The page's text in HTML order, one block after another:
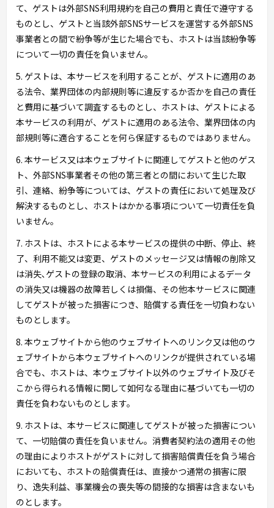
て、ゲストは外部SNS利用規約を自己の費用と責任で遵守する
ものとし、ゲストと当該外部SNSサービスを運営する外部SNS
事業者との間で紛争等が生じた場合でも、ホストは当該紛争等
について一切の責任を負いません。
5. ゲストは、本サービスを利用することが、ゲストに適用のあ
る法令、業界団体の内部規則等に違反するか否かを自己の責任
と費用に基づいて調査するものとし、ホストは、ゲストによる
本サービスの利用が、ゲストに適用のある法令、業界団体の内
部規則等に適合することを何ら保証するものではありません。
6. 本サービス又は本ウェブサイトに関連してゲストと他のゲス
ト、外部SNS事業者その他の第三者との間において生じた取
引、連絡、紛争等については、ゲストの責任において処理及び
解決するものとし、ホストはかかる事項について一切責任を負
いません。
7. ホストは、ホストによる本サービスの提供の中断、停止、終
了、利用不能又は変更、ゲストのメッセージ又は情報の削除又
は消失､ゲストの登録の取消、本サービスの利用によるデータ
の消失又は機器の故障若しくは損傷、その他本サービスに関連
してゲストが被った損害につき、賠償する責任を一切負わない
ものとします。
8. 本ウェブサイトから他のウェブサイトへのリンク又は他のウ
ェブサイトから本ウェブサイトへのリンクが提供されている場
合でも、ホストは、本ウェブサイト以外のウェブサイト及びそ
こから得られる情報に関して如何なる理由に基づいても一切の
責任を負わないものとします。
9. ホストは、本サービスに関連してゲストが被った損害につい
て、一切賠償の責任を負いません。消費者契約法の適用その他
の理由によりホストがゲストに対して損害賠償責任を負う場合
においても、ホストの賠償責任は、直接かつ通常の損害に限
り、逸失利益、事業機会の喪失等の間接的な損害は含まないも
のとします。